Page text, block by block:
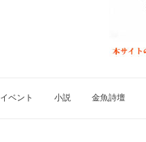
イベント 小説 金魚詩壇